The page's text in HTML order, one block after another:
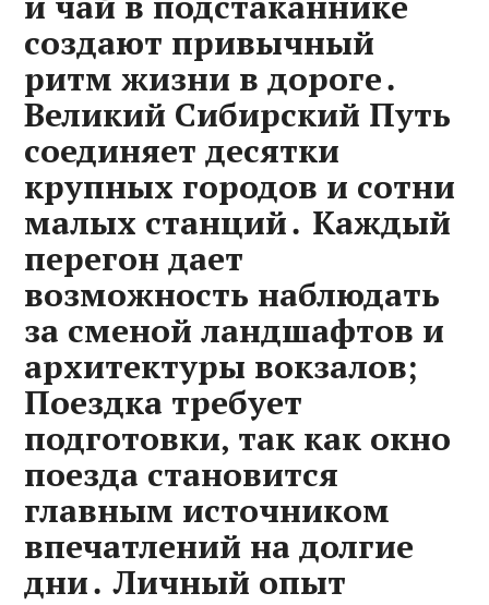
создают привычный
ритм жизни в дороге․
Великий Сибирский Путь
соединяет десятки
крупных городов и сотни
малых станций․ Каждый
перегон дает
возможность наблюдать
за сменой ландшафтов и
архитектуры вокзалов;
Поездка требует
подготовки‚ так как окно
поезда становится
главным источником
впечатлений на долгие
дни․ Личный опыт